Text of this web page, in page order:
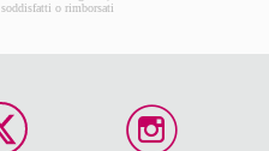
soddisfatti o rimborsati